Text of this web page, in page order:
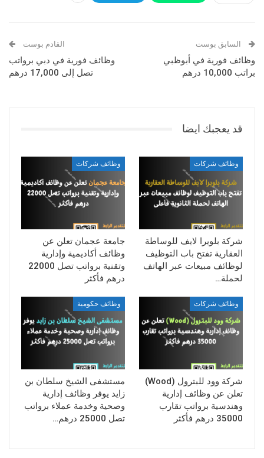
السابق بوست
وظائف فورية في أبوظبي
براتب 10,000 درهم
القادم بوست
وظائف فورية في دبي برواتب
تصل إلى 17,000 درهم
قد يعجبك ايضا
وظائف شركات
شركة بلويرا لايف للوساطة
العقارية تفتح باب التوظيف
لوظائف مبيعات عبر الهاتف
لحملة…
وظائف شركات
جامعة عجمان تعلن عن
وظائف أكاديمية وإدارية
وتقنية برواتب تصل 22000
درهم فأكثر
وظائف شركات
شركة وود للبترول (Wood)
تعلن عن وظائف إدارية
وهندسية برواتب تقارب
35000 درهم فأكثر
وظائف حكومية
مستشفى الشيخ سلطان بن
زايد يوفر وظائف إدارية
وصحية وخدمة عملاء برواتب
تصل 25000 درهم…